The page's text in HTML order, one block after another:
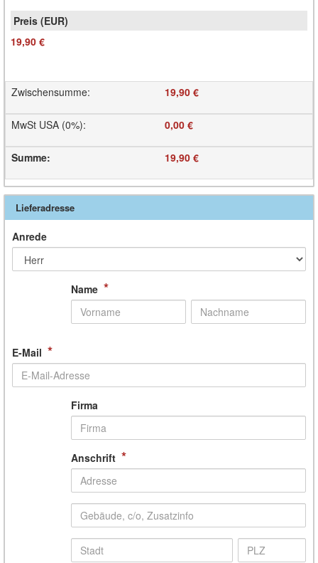
19,90 €
Zwischensumme: 19,90 €
MwSt USA (0%): 0,00 €
Summe: 19,90 €
Lieferadresse
Anrede
Name *
E-Mail *
Firma
Anschrift *